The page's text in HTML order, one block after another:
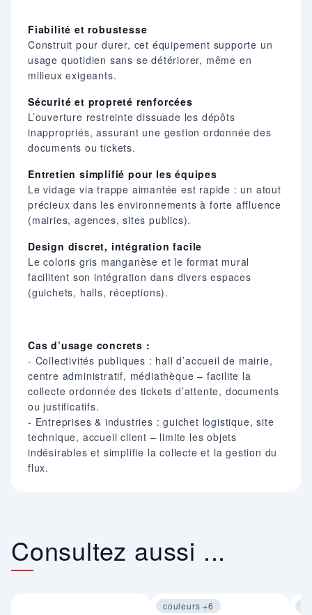
Fiabilité et robustesse
Construit pour durer, cet équipement supporte un
usage quotidien sans se détériorer, même en
milieux exigeants.
Sécurité et propreté renforcées
L’ouverture restreinte dissuade les dépôts
inappropriés, assurant une gestion ordonnée des
documents ou tickets.
Entretien simplifié pour les équipes
Le vidage via trappe aimantée est rapide : un atout
précieux dans les environnements à forte affluence
(mairies, agences, sites publics).
Design discret, intégration facile
Le coloris gris manganèse et le format mural
facilitent son intégration dans divers espaces
(guichets, halls, réceptions).
Cas d’usage concrets :
- Collectivités publiques : hall d’accueil de mairie,
centre administratif, médiathèque – facilite la
collecte ordonnée des tickets d’attente, documents
ou justificatifs.
- Entreprises & industries : guichet logistique, site
technique, accueil client – limite les objets
indésirables et simplifie la collecte et la gestion du
flux.
Consultez aussi ...
couleurs +6